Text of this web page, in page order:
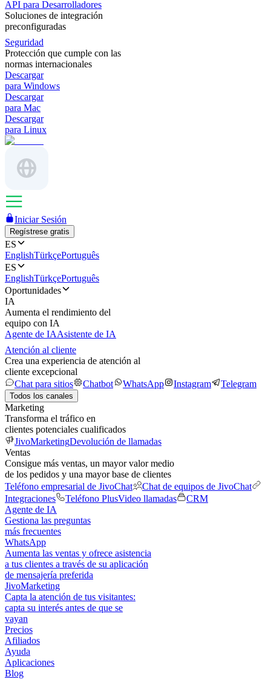
API para Desarrolladores
Soluciones de integración
preconfiguradas
Seguridad
Protección que cumple con las
normas internacionales
Descargar
para Windows
Descargar
para Mac
Descargar
para Linux
Iniciar Sesión
Regístrese gratis
ES
EnglishTürkçePortuguês
ES
EnglishTürkçePortuguês
Oportunidades
IA
Aumenta el rendimiento del
equipo con IA
Agente de IAAsistente de IA
Atención al cliente
Crea una experiencia de atención al
cliente excepcional
Chat para sitios
Chatbot WhatsApp Instagram Telegram
Todos los canales
Marketing
Transforma el tráfico en
clientes potenciales cualificados
JivoMarketingDevolución de llamadas
Ventas
Consigue más ventas, un mayor valor medio
de los pedidos y una mayor base de clientes
Teléfono empresarial de JivoChat
Chat de equipos de JivoChat
Integraciones
Teléfono PlusVideo llamadas
CRM
Agente de IA
Gestiona las preguntas
más frecuentes
WhatsApp
Aumenta las ventas y ofrece asistencia
a tus clientes a través de su aplicación
de mensajería preferida
JivoMarketing
Capta la atención de tus visitantes:
capta su interés antes de que se
vayan
Precios
Afiliados
Ayuda
Aplicaciones
Blog